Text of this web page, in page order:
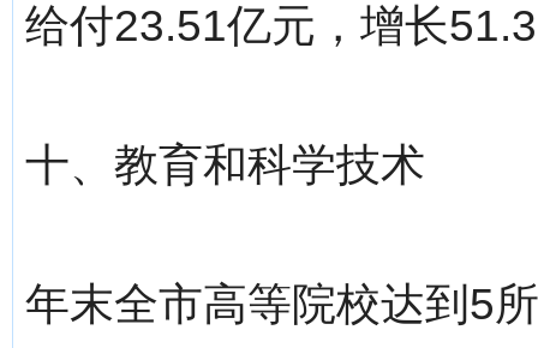
给付23.51亿元，增长
十、教育和科学技术
年末全市高等院校达到5